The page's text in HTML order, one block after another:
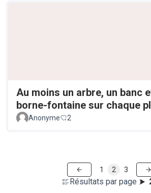
Au moins un arbre, un banc
borne-fontaine sur chaque
Anonyme 2
Résultats par page :
1 2 3